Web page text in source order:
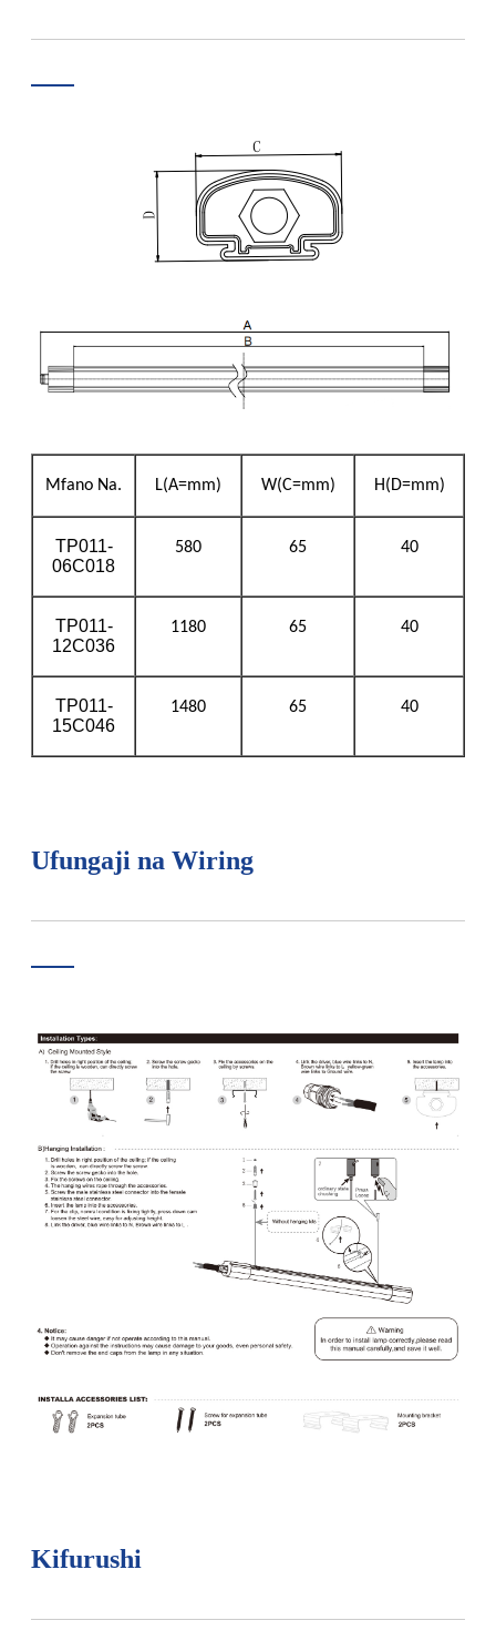
Mfano Na. L(A=mm) W(C=mm) H(D=mm)
TP011-
06C018
580 65 40
TP011-
12C036
1180 65 40
TP011-
15C046
1480 65 40
Ufungaji na Wiring
Kifurushi